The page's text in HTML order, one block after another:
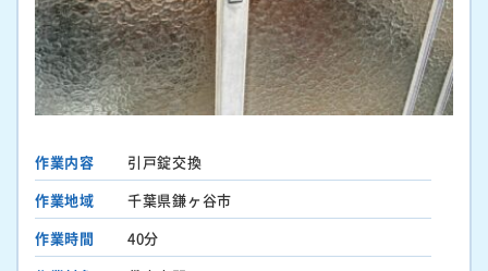
作業内容
引戸錠交換
作業地域
千葉県鎌ヶ谷市
作業時間
40分